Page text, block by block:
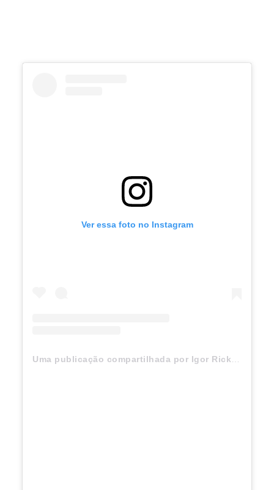
Ver essa foto no Instagram
Uma publicação compartilhada por Igor Rickli (@igorrickli)